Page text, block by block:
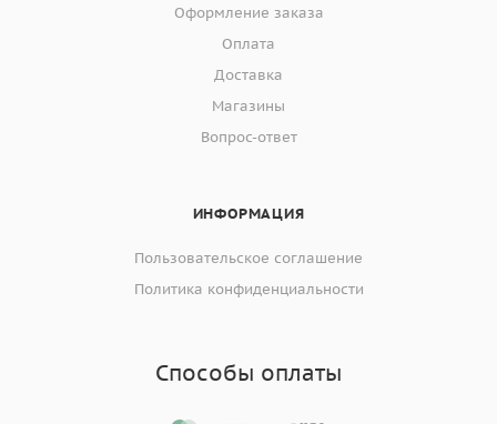
Оформление заказа
Оплата
Доставка
Магазины
Вопрос-ответ
ИНФОРМАЦИЯ
Пользовательское соглашение
Политика конфиденциальности
Способы оплаты